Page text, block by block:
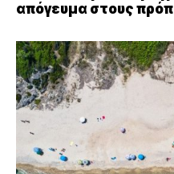
απόγευμα στους